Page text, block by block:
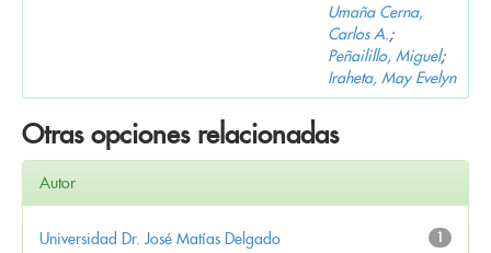
Umaña Cerna,
Carlos A.;
Peñailillo, Miguel;
Iraheta, May Evelyn
Otras opciones relacionadas
Autor
1
Universidad Dr. José Matías Delgado